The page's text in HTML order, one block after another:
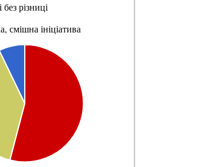
різниці
смішна ініціатива